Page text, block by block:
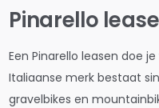
Pinarello
Een Pinarello leasen doe
Italiaanse merk bestaat
gravelbikes en